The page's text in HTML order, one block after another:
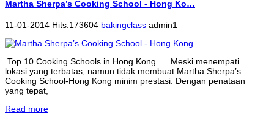
Martha Sherpa’s Cooking School - Hong Ko…
11-01-2014 Hits:173604 bakingclass admin1
Top 10 Cooking Schools in Hong Kong Meski menempati
lokasi yang terbatas, namun tidak membuat Martha Sherpa’s
Cooking School-Hong Kong minim prestasi. Dengan penataan
yang tepat,
Read more